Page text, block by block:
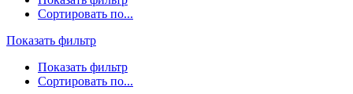
Сортировать по...
Показать фильтр
Показать фильтр
Сортировать по...